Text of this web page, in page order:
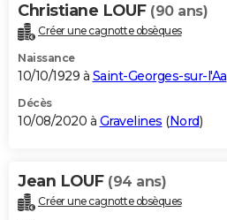
Christiane LOUF (90 ans)
Créer une cagnotte obsèques
Naissance
10/10/1929 à Saint-Georges-sur-l'Aa
Décès
10/08/2020 à Gravelines (Nord)
Jean LOUF (94 ans)
Créer une cagnotte obsèques